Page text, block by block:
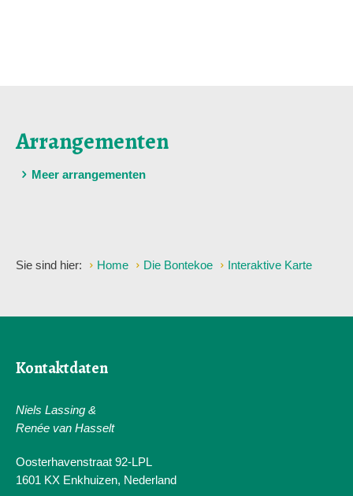
Arrangementen
Meer arrangementen
Sie sind hier: Home Die Bontekoe Interaktive Karte
Kontaktdaten
Niels Lassing &
Renée van Hasselt
Oosterhavenstraat 92-LPL
1601 KX Enkhuizen, Nederland